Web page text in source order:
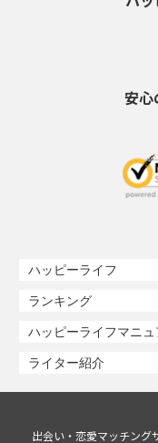
安心
ハッピーライフ
ランキング
ハッピーライフマニュ
ライター紹介
出会い・恋愛マッチング